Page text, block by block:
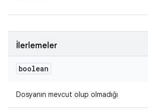
İlerlemeler
boolean
Dosyanın mevcut olup olmadığı